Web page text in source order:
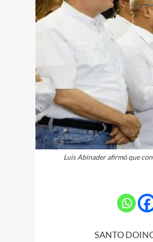
Luis Abinader afirmó que
SANTO